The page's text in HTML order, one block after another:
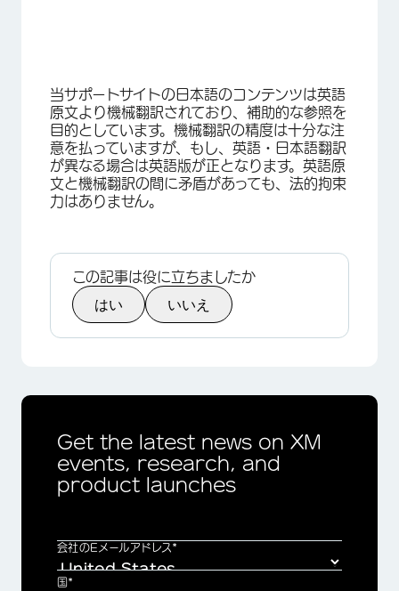
当サポートサイトの日本語のコンテンツは英語
原文より機械翻訳されており、補助的な参照を
目的としています。機械翻訳の精度は十分な注
意を払っていますが、もし、英語・日本語翻訳
が異なる場合は英語版が正となります。英語原
文と機械翻訳の間に矛盾があっても、法的拘束
力はありません。
この記事は役に立ちましたか
はい いいえ
Get the latest news on XM
events, research, and
product launches
会社のEメールアドレス*
国*